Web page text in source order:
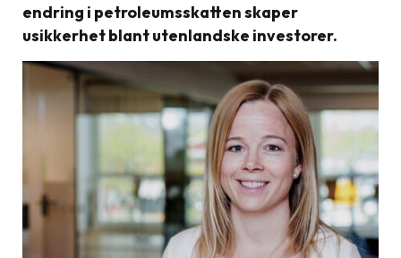
endring i petroleumsskatten skaper
usikkerhet blant utenlandske investorer.